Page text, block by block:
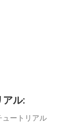
アル:
ートリアル